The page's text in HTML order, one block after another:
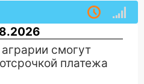
смогут
платежа